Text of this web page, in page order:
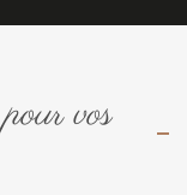
vos